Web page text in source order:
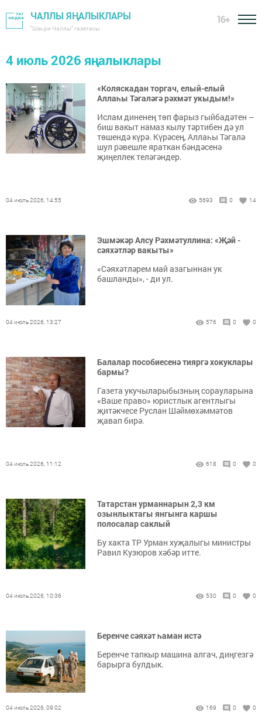
ЧАЛЛЫ ЯҢАЛЫКЛАРЫ
"Шәһри Чаллы" газетасы
16+
4 июль 2026 яңалыклары
«Коляскадан торгач, елый-елый
Аллаһы Тәгаләгә рәхмәт укыдым!»
Ислам диненең төп фарыз гыйбадәтен –
биш вакыт намаз кылу тәртибен дә ул
төшендә күрә. Күрәсең, Аллаһы Тәгалә
шул рәвешле яраткан бәндәсенә
җиңеллек теләгәндер.
04 июль 2026, 14:55 5693 0 14
Эшмәкәр Алсу Рәхмәтуллина: «Җәй -
сәяхәтләр вакыты»
«Сәяхәтләрем май азагыннан ук
башланды», - ди ул.
04 июль 2026, 13:27 576 0 0
Балалар пособиесенә тияргә хокуклары
бармы?
Газета укучыларыбызның сорауларына
«Ваше право» юристлык агентлыгы
җитәкчесе Руслан Шәймөхәммәтов
җавап бирә.
04 июль 2026, 11:12 618 0 0
Татарстан урманнарын 2,3 км
озынлыктагы янгынга каршы
полосалар саклый
Бу хакта ТР Урман хуҗалыгы министры
Равил Кузюров хәбәр итте.
04 июль 2026, 10:36 530 0 0
Беренче сәяхәт һаман истә
Беренче тапкыр машина алгач, диңгезгә
барырга булдык.
04 июль 2026, 09:02 169 0 0